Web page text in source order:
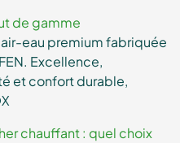
de gamme
eau premium fabriquée
Excellence,
et confort durable,
chauffant : quel choix